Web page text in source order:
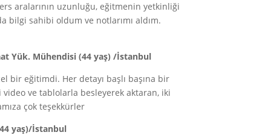
aralarının uzunluğu, eğitmenin yetkinliği
bilgi sahibi oldum ve notlarımı aldım.
Yük. Mühendisi (44 yaş) /İstanbul
bir eğitimdi. Her detayı başlı başına bir
video ve tablolarla besleyerek aktaran, iki
çok teşekkürler
yaş)/İstanbul